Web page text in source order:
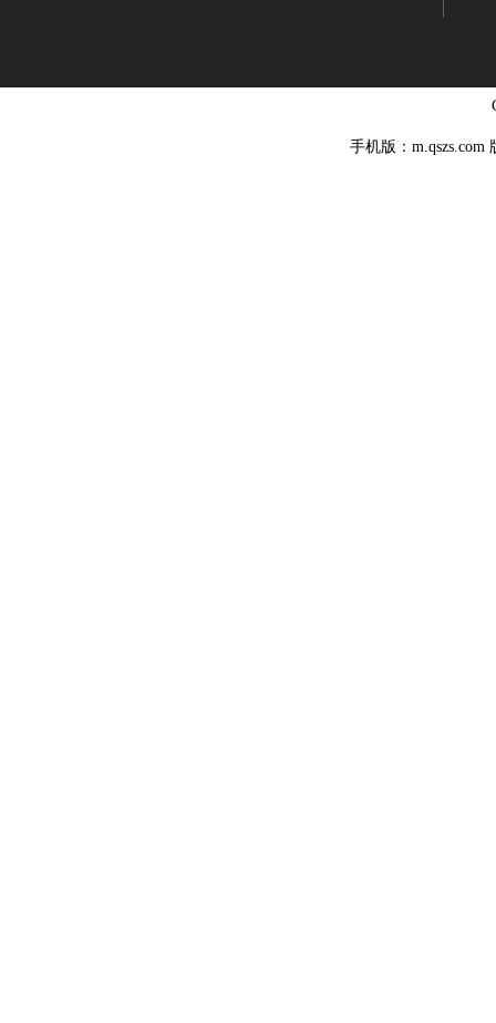
手机版：m.qszs.com